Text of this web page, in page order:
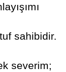
sahibidir.
severim;